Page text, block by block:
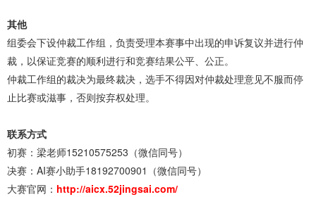
其他
组委会下设仲裁工作组，负责受理本赛事中出现的申诉复议并进行仲
裁，以保证竞赛的顺利进行和竞赛结果公平、公正。
仲裁工作组的裁决为最终裁决，选手不得因对仲裁处理意见不服而停
止比赛或滋事，否则按弃权处理。
联系方式
初赛：梁老师15210575253（微信同号）
决赛：AI赛小助手18192700901（微信同号）
大赛官网： http://aicx.52jingsai.com/